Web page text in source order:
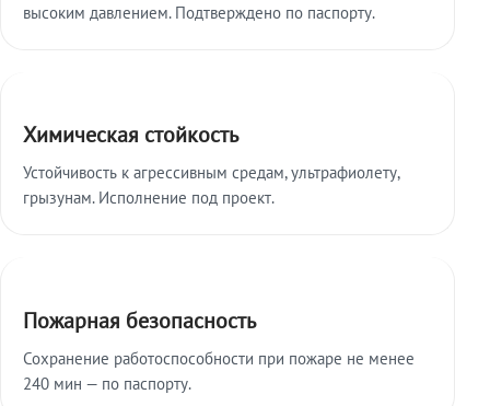
высоким давлением. Подтверждено по паспорту.
Химическая стойкость
Устойчивость к агрессивным средам, ультрафиолету,
грызунам. Исполнение под проект.
Пожарная безопасность
Сохранение работоспособности при пожаре не менее
240 мин — по паспорту.